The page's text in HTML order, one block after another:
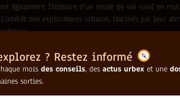
également l’histoire d’un mode de vie rural en
des explorateurs urbains, fascinés par leur
abandonnées peut-on espérer
découvrir des usines désaffectées, des fermes
offrant une perspective unique sur le passé.
? Restez informé
mois des conseils, des actus urbex et une
sorties.